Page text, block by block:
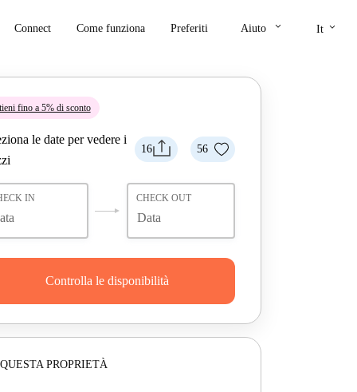
Connect Come funziona Preferiti Aiuto keyboard_arrow_down It keyboard_arrow_down
fino a 5% di sconto
16 56
le date per vedere i
IN CHECK OUT
Controlla le disponibilità
PROPRIETÀ